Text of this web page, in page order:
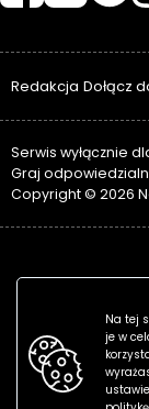
Redakcja Dołącz
Serwis wyłącznie
Graj
Copyright © 2026
Na tej
je w